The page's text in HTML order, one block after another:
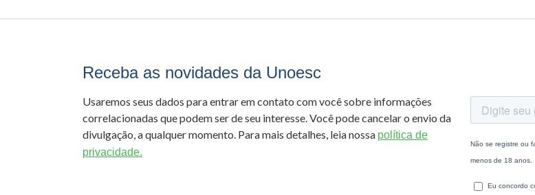
Receba as novidades da Unoesc
Usaremos seus dados para entrar em contato com você sobre informações
correlacionadas que podem ser de seu interesse. Você pode cancelar o envio da
divulgação, a qualquer momento. Para mais detalhes, leia nossa política de
privacidade.